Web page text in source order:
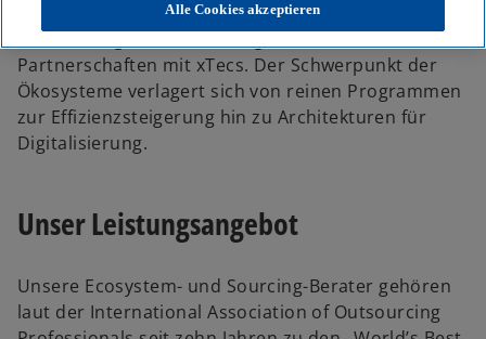
Komplexität und sparen Kosten – durch
Outsourcing, Cloud-Nutzung und zunehmend durch
Partnerschaften mit xTecs. Der Schwerpunkt der
Ökosysteme verlagert sich von reinen Programmen
zur Effizienzsteigerung hin zu Architekturen für
Digitalisierung.
Unser Leistungsangebot
Unsere Ecosystem- und Sourcing-Berater gehören
laut der International Association of Outsourcing
Alle Cookies akzeptieren